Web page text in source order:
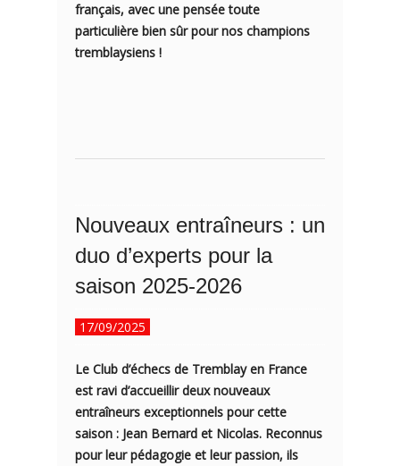
français, avec une pensée toute
particulière bien sûr pour nos champions
tremblaysiens !
Nouveaux entraîneurs : un
duo d’experts pour la
saison 2025-2026
17/09/2025
Le Club d’échecs de Tremblay en France
est ravi d’accueillir deux nouveaux
entraîneurs exceptionnels pour cette
saison : Jean Bernard et Nicolas. Reconnus
pour leur pédagogie et leur passion, ils